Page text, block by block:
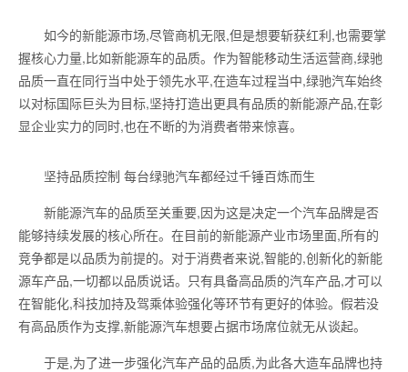
如今的新能源市场,尽管商机无限,但是想要斩获红利,也需要掌
握核心力量,比如新能源车的品质。作为智能移动生活运营商,绿驰
品质一直在同行当中处于领先水平,在造车过程当中,绿驰汽车始终
以对标国际巨头为目标,坚持打造出更具有品质的新能源产品,在彰
显企业实力的同时,也在不断的为消费者带来惊喜。
坚持品质控制 每台绿驰汽车都经过千锤百炼而生
新能源汽车的品质至关重要,因为这是决定一个汽车品牌是否
能够持续发展的核心所在。在目前的新能源产业市场里面,所有的
竞争都是以品质为前提的。对于消费者来说,智能的,创新化的新能
源车产品,一切都以品质说话。只有具备高品质的汽车产品,才可以
在智能化,科技加持及驾乘体验强化等环节有更好的体验。假若没
有高品质作为支撑,新能源汽车想要占据市场席位就无从谈起。
于是,为了进一步强化汽车产品的品质,为此各大造车品牌也持